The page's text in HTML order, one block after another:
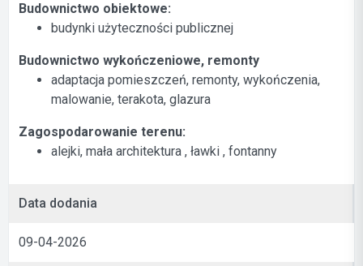
Budownictwo obiektowe:
budynki użyteczności publicznej
Budownictwo wykończeniowe, remonty
adaptacja pomieszczeń, remonty, wykończenia,
malowanie, terakota, glazura
Zagospodarowanie terenu:
alejki, mała architektura , ławki , fontanny
Data dodania
09-04-2026